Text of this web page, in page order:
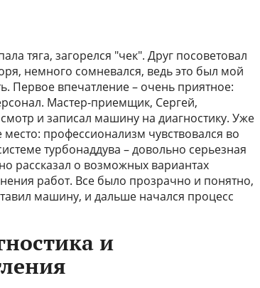
тяга, загорелся "чек". Друг посоветовал
немного сомневался, ведь это был мой
Первое впечатление – очень приятное:
Мастер-приемщик, Сергей,
и записал машину на диагностику. Уже
профессионализм чувствовался во
турбонаддува – довольно серьезная
рассказал о возможных вариантах
работ. Все было прозрачно и понятно,
машину, и дальше начался процесс
и